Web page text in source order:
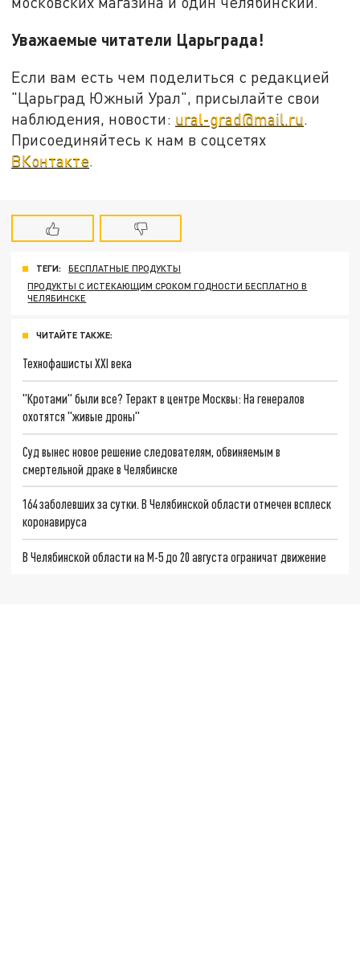
Уважаемые читатели Царьграда!
Если вам есть чем поделиться с редакцией
"Царьград Южный Урал", присылайте свои
наблюдения, новости: ural-grad@mail.ru.
Присоединяйтесь к нам в соцсетях
ВКонтакте.
ТЕГИ:
БЕСПЛАТНЫЕ ПРОДУКТЫ
ПРОДУКТЫ С ИСТЕКАЮЩИМ СРОКОМ ГОДНОСТИ БЕСПЛАТНО В
ЧЕЛЯБИНСКЕ
ЧИТАЙТЕ ТАКЖЕ:
Технофашисты XXI века
"Кротами" были все? Теракт в центре Москвы: На генералов
охотятся "живые дроны"
Суд вынес новое решение следователям, обвиняемым в
смертельной драке в Челябинске
164 заболевших за сутки. В Челябинской области отмечен всплеск
коронавируса
В Челябинской области на М-5 до 20 августа ограничат движение